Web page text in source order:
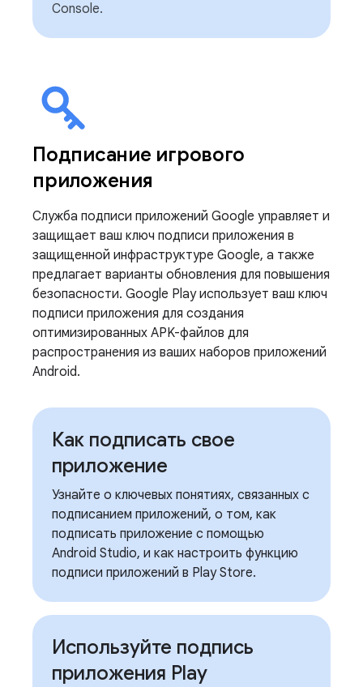
Console.
Подписание игрового
приложения
Служба подписи приложений Google управляет и
защищает ваш ключ подписи приложения в
защищенной инфраструктуре Google, а также
предлагает варианты обновления для повышения
безопасности. Google Play использует ваш ключ
подписи приложения для создания
оптимизированных APK-файлов для
распространения из ваших наборов приложений
Android.
Как подписать свое
приложение
Узнайте о ключевых понятиях, связанных с
подписанием приложений, о том, как
подписать приложение с помощью
Android Studio, и как настроить функцию
подписи приложений в Play Store.
Используйте подпись
приложения Play